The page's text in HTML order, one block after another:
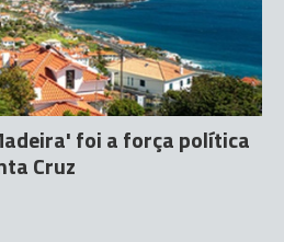
foi a força política
Cruz